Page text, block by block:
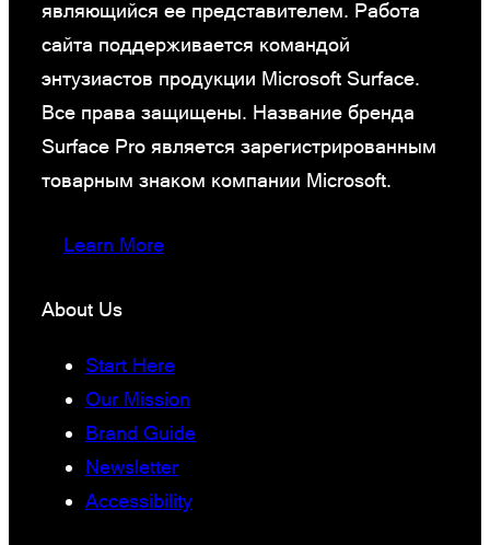
являющийся ее представителем. Работа
сайта поддерживается командой
энтузиастов продукции Microsoft Surface.
Все права защищены. Название бренда
Surface Pro является зарегистрированным
товарным знаком компании Microsoft.
Learn More
About Us
Start Here
Our Mission
Brand Guide
Newsletter
Accessibility